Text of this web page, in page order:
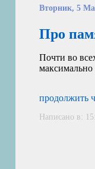
Вторник, 5
Про
Почти во
максимально
продолжить
Написано в: